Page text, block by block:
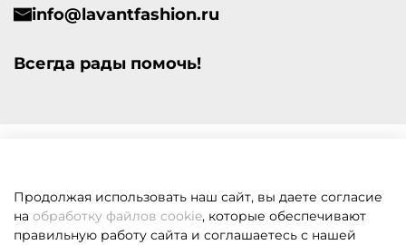
info@lavantfashion.ru
Всегда рады помочь!
Продолжая использовать наш сайт, вы даете согласие
на обработку файлов cookie, которые обеспечивают
правильную работу сайта и соглашаетесь с нашей